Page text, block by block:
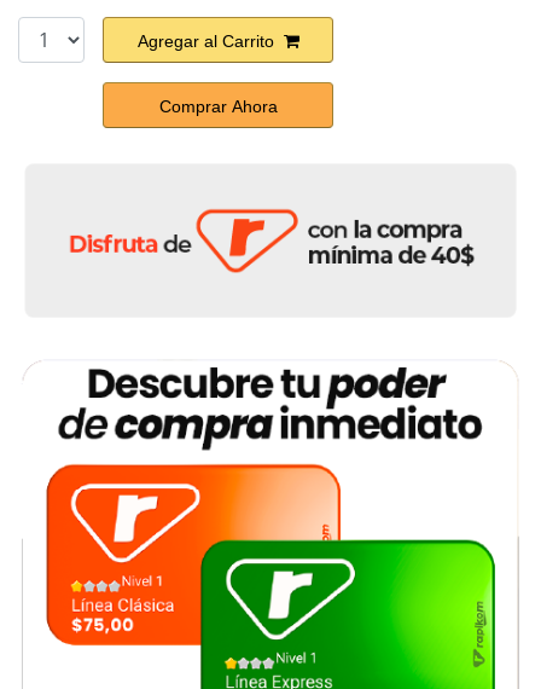
Agregar al Carrito
Comprar Ahora